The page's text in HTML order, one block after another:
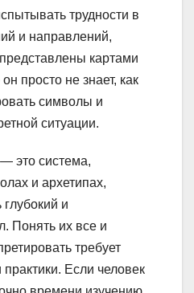
трудности в
и направлений,
картами
просто не знает, как
символы и
ситуации.
это система,
и архетипах,
и
Понять их все и
требует
Если человек